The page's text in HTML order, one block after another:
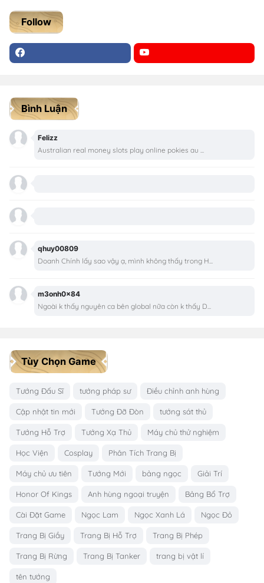
Follow
Bình Luận
Felizz
Australian real money slots play online pokies au ...
qhuy00809
Doanh Chính lấy sao vậy ạ, mình không thấy trong H...
m3onh0x84
Ngoài k thấy nguyên ca bên global nữa còn k thấy D...
Tùy Chọn Game
Tướng Đấu Sĩ tướng pháp sư Điều chỉnh anh hùng
Cập nhật tin mới Tướng Đỡ Đòn tướng sát thủ
Tướng Hỗ Trợ Tướng Xạ Thủ Máy chủ thử nghiệm
Học Viện Cosplay Phân Tích Trang Bị
Máy chủ ưu tiên Tướng Mới bảng ngọc Giải Trí
Honor Of Kings Anh hùng ngoại truyện Bảng Bổ Trợ
Cài Đặt Game Ngọc Lam Ngọc Xanh Lá Ngọc Đỏ
Trang Bị Giầy Trang Bị Hỗ Trợ Trang Bị Phép
Trang Bị Rừng Trang Bị Tanker trang bị vật lí
tên tướng